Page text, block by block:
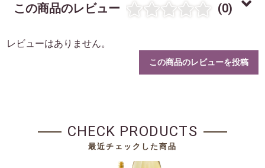
この商品のレビュー (0)
レビューはありません。
この商品のレビューを投稿
CHECK PRODUCTS
最近チェックした商品